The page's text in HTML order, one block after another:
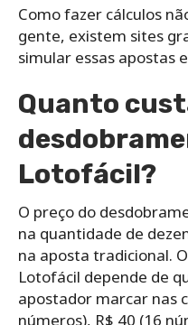
Como fazer cálculos
gente, existem sites
simular essas apostas
Quanto
Lotofácil?
O preço do
na quantidade de
na aposta tradicional.
Lotofácil depende de
apostador marcar nas
números), R$ 40 (16